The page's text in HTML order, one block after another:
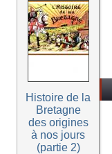
Histoire de la
Bretagne
des origines
à nos jours
(partie 2)